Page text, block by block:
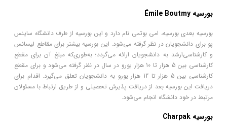
بورسیه Émile Boutmy
بورسیه بعدی بورسیه، امی بوتمی نام دارد و این بورسیه از طرف دانشگاه ساینس
پو برای دانشجویان در نظر گرفته می‌شود. این بورسیه بیشتر برای مقاطع لیسانس
و کارشناسی‌ارشد به دانشجویان ارائه می‌گردد؛ به‌طوری‌که مبلغ آن برای مقطع
کارشناسی بین 5 هزار تا 10 هزار یورو در سال در نظر گرفته می‌شود و برای مقطع
کارشناسی بین 5 هزار تا 12 هزار یورو به دانشجویان تعلق می‌گیرد. اقدام برای
دریافت این بورسیه بعد از دریافت پذیرش تحصیلی و از طریق ارتباط با مسئولان
مرتبط در خود دانشگاه انجام می‌شود.
بورسیه Charpak